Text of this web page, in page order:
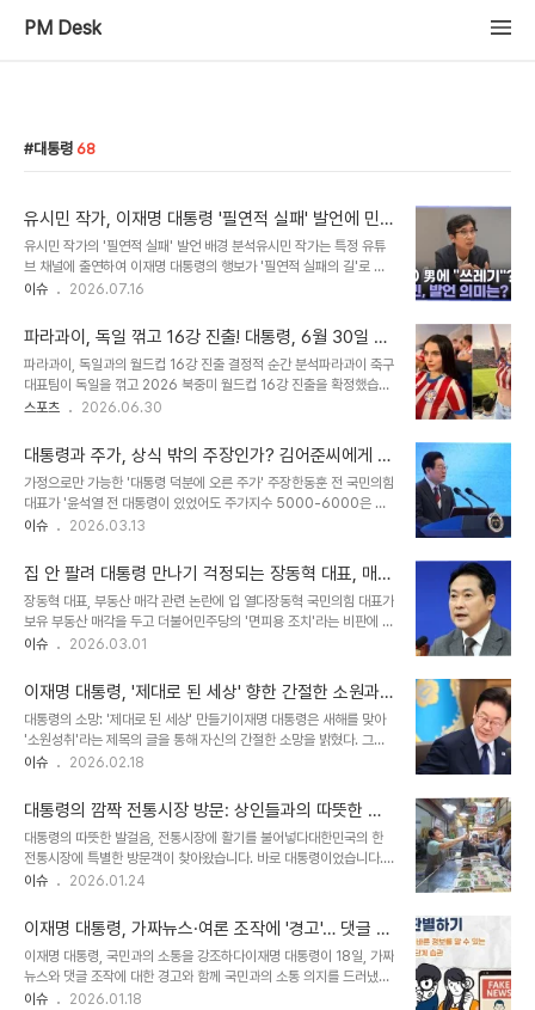
PM Desk
대통령 68
유시민 작가, 이재명 대통령 '필연적 실패' 발언에 민
주당 '저주' 비판
유시민 작가의 '필연적 실패' 발언 배경 분석유시민 작가는 특정 유튜
브 채널에 출연하여 이재명 대통령의 행보가 '필연적 실패의 길'로 가
고 있다고 발언했습니다. 이는 이 대통령이 매우 위험하고 잘못된 판단
있다는 평가를 포함합니다. 특히 검찰 개혁이 지연되는 이유를 이 대통
령이 수사와 기소의 완전 분리를 원하지 않기 때문이라고 지적했습니
다. 민주당의 즉각적인 반박 및 비판유 작가의 발언이 알려진 후, 범여
권에서는 '저주에 가깝다'는 비판이 쏟아졌습니다. 박홍근 의원은 유
작가의 발언이 동지의 언어라고 믿기 어렵다며, 정부는 이미 보완수사
작가에게 분열의 씨앗을 뿌리지 ..
이슈 2026.07.16
파라과이, 독일 꺾고 16강 진출! 대통령, 6월 30일 공
휴일 지정하며 역사적 승리 축하
파라과이, 독일과의 월드컵 16강 진출 결정적 순간 분석파라과이 축구
대표팀이 독일을 꺾고 2026 북중미 월드컵 16강 진출을 확정했습니
다. 연장전과 승부차기 끝에 독일을 4-3으로 제압하는 극적인 승리를
본선에서 거둔 쾌거입니다. 대통령의 특별 지시: 6월 30일 임시 공휴
일 지정산티아고 페냐 파라과이 대통령은 독일전 승리 직후 6월 30
일을 임시 공휴일로 지정한다고 발표했습니다. 이는 700만 국민 모
두가 함께 위대한 업적을 축하하도록 하기 위함입니다. 대통령은 관련
법률에 따라 연간 최대 3일까지 임시 공휴일을 지정할 수 있는 권한을
번 대회 32강에서 탈..
스포츠 2026.06.30
대통령과 주가, 상식 밖의 주장인가? 김어준씨에게 묻
습니다
가정으로만 가능한 '대통령 덕분에 오른 주가' 주장한동훈 전 국민의힘
대표가 '윤석열 전 대통령이 있었어도 주가지수 5000-6000은 찍
었을 것'이라고 발언한 것은 검증 불가능한 가정에 기반합니다. 시간을
알 수 없습니다. 단지 반도체 업황 호조만으로 주가지수 상승을 단정하
는 것은 논리적 비약입니다. 물론 대통령의 리더십은 중요하지만, 주가
지수의 등락이 오롯이 대통령 한 명에게 달려있다고 보는 것은 경제 현
실을 간과하는 것입니다. 정책적 요인과 환경적 요인의 영향력 비율을
명확히 규명하기 어렵습니다. 김어준 유튜브 방송의 '아빠가 돌아왔다'
섬네일과 함께 이재명..
이슈 2026.03.13
집 안 팔려 대통령 만나기 걱정되는 장동혁 대표, 매수
자 찾아요!
장동혁 대표, 부동산 매각 관련 논란에 입 열다장동혁 국민의힘 대표가
보유 부동산 매각을 두고 더불어민주당의 '면피용 조치'라는 비판에 대
해 입장을 밝혔습니다. 그는 3·1절 행사에서 대통령을 만나야 하는데
는 본인의 SNS를 통해 대통령의 분당 아파트 매각 사례를 언급하며,
2억원 남짓한 자신의 여의도 오피스텔은 보러 오는 사람조차 없어 어
려움을 겪고 있다고 설명했습니다. 그는 자신이 산 가격으로 오피스텔
을 매수할 사람을 찾고 있으며, 가격 절충도 가능하다고 덧붙였습니다.
장동혁 대표의 부동산 보유 현황과 처분 고민현재 장동혁 대표는 서울
머니 거주), 경남 진주..
이슈 2026.03.01
이재명 대통령, '제대로 된 세상' 향한 간절한 소원과
변화 의지 밝혀
대통령의 소망: '제대로 된 세상' 만들기이재명 대통령은 새해를 맞아
'소원성취'라는 제목의 글을 통해 자신의 간절한 소망을 밝혔다. 그는
어둡고 헝클어진 세상을 바로잡고, 누구도 불의와 부당함으로 고통받
는 개인적인 욕망이 아닌, 사회 전체의 정의와 공정성을 향한 깊은 의
지를 보여준다. 권력 아닌 권한, 변화를 향한 절실함이 대통령은 20년
전 성남시장 출마 당시 '권력이 아닌 일 할 수 있는 권한'을 호소했던
발언을 상기시키며, 이제 대한민국을 바꿀 기회가 왔음을 역설했다. 그
는 수많은 어려움을 극복하고 여기까지 왔다며, 주어진 기회를 통해 절
망을 넘어, 실질..
이슈 2026.02.18
대통령의 깜짝 전통시장 방문: 상인들과의 따뜻한 소
통, 민생 경제 활성화의 희망을 엿보다
대통령의 따뜻한 발걸음, 전통시장에 활기를 불어넣다대한민국의 한
전통시장에 특별한 방문객이 찾아왔습니다. 바로 대통령이었습니다.
울산시 울주군의 남창옹기종기시장을 깜짝 방문한 대통령은 시장 상
'장사는 잘 되시냐'는 대통령의 따뜻한 질문에 상인들은 환한 미소로
화답했습니다. 특히, 남창시장을 찾은 첫 대통령이라는 역사적인 순간
에 상인들은 깊은 감동과 환영의 뜻을 표했습니다. 이곳은 단순히 물건
을 사고파는 공간을 넘어, 사람과 사람 사이의 정이 오가는 우리네 삶
의 터전입니다. 대통령의 방문은 침체된 전통시장에 새로운 활력을 불
이슈 2026.01.24
이재명 대통령, 가짜뉴스·여론 조작에 '경고'… 댓글 소
통 의지 밝혀
이재명 대통령, 국민과의 소통을 강조하다이재명 대통령이 18일, 가짜
뉴스와 댓글 조작에 대한 경고와 함께 국민과의 소통 의지를 드러냈습
니다. 소셜 미디어를 통해 '댓글을 읽고, 국무위원들에게 전달하기도
이슈 2026.01.18